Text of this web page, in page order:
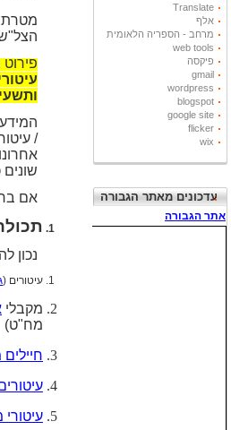
Translate
אלף
מרחב - הספריה הלאומית
web tools
פיקסה
gmail
wordpress
blogspot
google site
flicker
wix
עדכונים מאתר הגבורה
מטרת
/
אם
נכון
עיטורים (
מקבלי
מח"ט)
חיילים